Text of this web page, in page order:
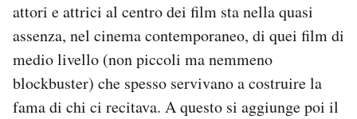
attori e attrici al centro dei film sta nella quasi
assenza, nel cinema contemporaneo, di quei film di
medio livello (non piccoli ma nemmeno
blockbuster) che spesso servivano a costruire la
fama di chi ci recitava. A questo si aggiunge poi il